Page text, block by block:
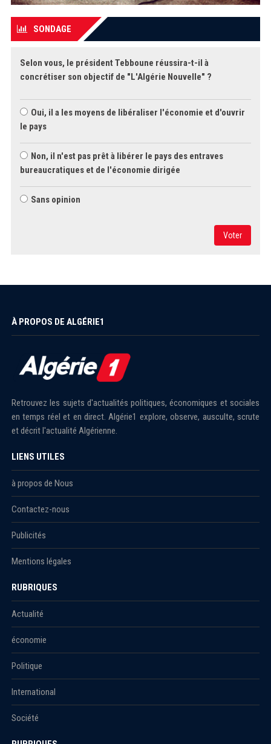
SONDAGE
Selon vous, le président Tebboune réussira-t-il à
concrétiser son objectif de "L'Algérie Nouvelle" ?
Oui, il a les moyens de libéraliser l'économie et d'ouvrir
le pays
Non, il n'est pas prêt à libérer le pays des entraves
bureaucratiques et de l'économie dirigée
Sans opinion
Voter
À PROPOS DE ALGÉRIE1
Retrouvez les sujets d'actualités politiques, économiques et sociales
en temps réel et en direct. Algérie1 explore, observe, ausculte, scrute
et décrit l'actualité Algérienne.
LIENS UTILES
à propos de Nous
Contactez-nous
Publicités
Mentions légales
RUBRIQUES
Actualité
économie
Politique
International
Société